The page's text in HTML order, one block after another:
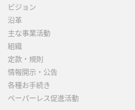
ビジョン
沿革
主な事業活動
組織
定款・規則
情報開示・公告
各種お手続き
ペーパーレス促進活動